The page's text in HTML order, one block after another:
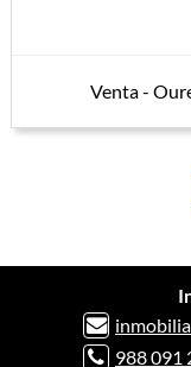
Venta -
988 091